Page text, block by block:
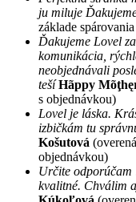
ju miluje
základe
Ďakujeme Lovel
komunikácia,
neobjednávali
tešíHãppy
s objednávkou)
Lovel je láska.
izbičkám tu
Košutová
objednávkou)
Určite odporúčam
kvalitné. Chválim